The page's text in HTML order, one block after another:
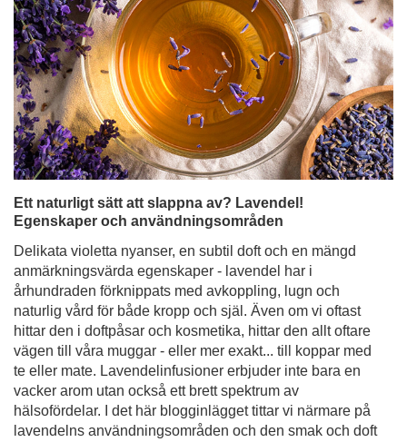
Ett naturligt sätt att slappna av? Lavendel!
Egenskaper och användningsområden
Delikata violetta nyanser, en subtil doft och en mängd
anmärkningsvärda egenskaper - lavendel har i
århundraden förknippats med avkoppling, lugn och
naturlig vård för både kropp och själ. Även om vi oftast
hittar den i doftpåsar och kosmetika, hittar den allt oftare
vägen till våra muggar - eller mer exakt... till koppar med
te eller mate. Lavendelinfusioner erbjuder inte bara en
vacker arom utan också ett brett spektrum av
hälsofördelar. I det här blogginlägget tittar vi närmare på
lavendelns användningsområden och den smak och doft